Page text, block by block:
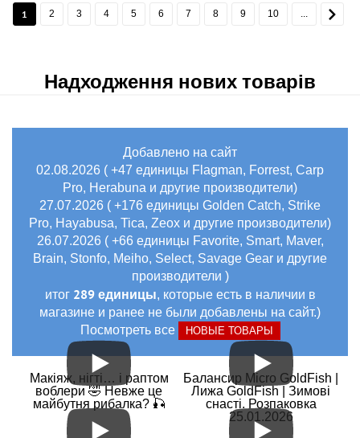
1 2 3 4 5 6 7 8 9 10 ...
Надходження нових товарів
Добавлено на сайт
02.08.2026 ( +47 единицы Flagman, Forrest, Carp
Pro, Herabuna и другие производители)
27.07.2026 ( +176 единицы Golden Catch, Strike
Pro, Hayabusa, Tica, Zeox и другие производители)
26.07.2026 ( +66 единицы Favorite, Smart, Maver,
Brain, Stonfo, Meiho, Select, Savage Gear и другие
производители )
итог 289 единицы, которые есть в наличии в
магазине и ранее не были добавлены на сайт.)
Посмотреть все
НОВЫЕ ТОВАРЫ
Макіяж, нігті… і раптом
воблери 🤣 Невже це
майбутня рибалка? 🎣
Балансир Micro GoldFish |
Лижа GoldFish | Зимові
снасті. Розпаковка
25.01.2026